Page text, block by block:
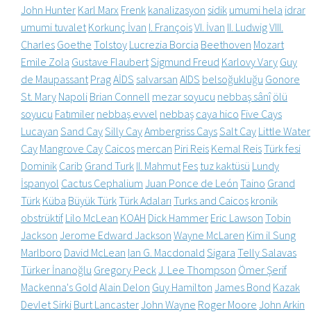
John Hunter Karl Marx Frenk kanalizasyon sidik umumi hela idrar
umumi tuvalet Korkunç İvan I. FrançoisVI. İvan II. LudwigVIII.
Charles Goethe Tolstoy Lucrezia Borcia Beethoven Mozart
Emile Zola Gustave FlaubertSigmund Freud Karlovy Vary Guy
de Maupassant PragAİDS salvarsan AIDS belsoğukluğu Gonore
St. Mary Napoli Brian Connell mezar soyucu nebbaş sânî ölü
soyucu Fatımiler nebbaş evvel nebbaş caya hico Five Cays
Lucayan Sand CaySilly CayAmbergriss CaysSalt Cay Little Water
Cay Mangrove Cay Caicos mercan Piri Reis Kemal ReisTürk fesi
Dominik Carib Grand Turk II. Mahmut Fes tuz kaktüsü Lundy
İspanyol Cactus Cephalium Juan Ponce de León Taino Grand
Türk Küba Büyük TürkTürk Adaları Turks and Caicos kronik
obstrüktif Lilo McLean KOAH Dick Hammer Eric Lawson Tobin
Jackson Jerome Edward Jackson Wayne McLaren Kim il Sung
Marlboro David McLean Ian G. Macdonald Sigara Telly Salavas
Türker İnanoğlu Gregory PeckJ. Lee Thompson Ömer Şerif
Mackenna's Gold Alain Delon Guy Hamilton James Bond Kazak
Devlet Sirki Burt LancasterJohn Wayne Roger Moore John Arkin